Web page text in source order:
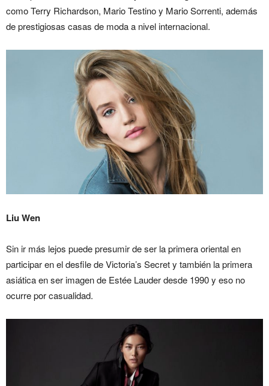
como Terry Richardson, Mario Testino y Mario Sorrenti, además
de prestigiosas casas de moda a nivel internacional.
Liu Wen
Sin ir más lejos puede presumir de ser la primera oriental en
participar en el desfile de Victoria’s Secret y también la primera
asiática en ser imagen de Estée Lauder desde 1990 y eso no
ocurre por casualidad.